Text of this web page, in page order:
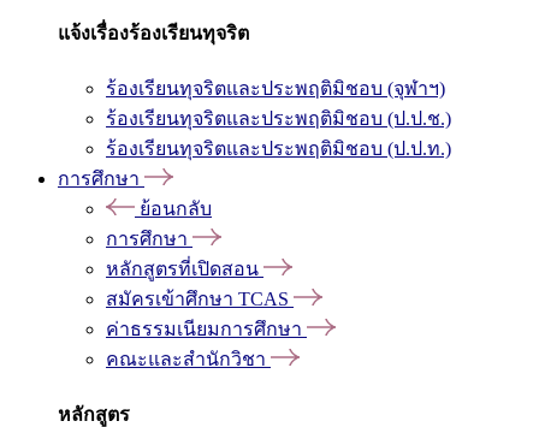
แจ้งเรื่องร้องเรียนทุจริต
ร้องเรียนทุจริตและประพฤติมิชอบ (จุฬาฯ)
ร้องเรียนทุจริตและประพฤติมิชอบ (ป.ป.ช.)
ร้องเรียนทุจริตและประพฤติมิชอบ (ป.ป.ท.)
การศึกษา
ย้อนกลับ
การศึกษา
หลักสูตรที่เปิดสอน
สมัครเข้าศึกษา TCAS
ค่าธรรมเนียมการศึกษา
คณะและสำนักวิชา
หลักสูตร